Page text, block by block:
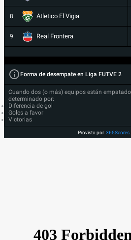
8 Atletico El Vigia
9 Real Frontera
Forma de desempate en Liga FUTVE 2
Cuando dos (o más) equipos están
determinado por:
Diferencia de gol
Goles a favor
Victorias
Provisto por